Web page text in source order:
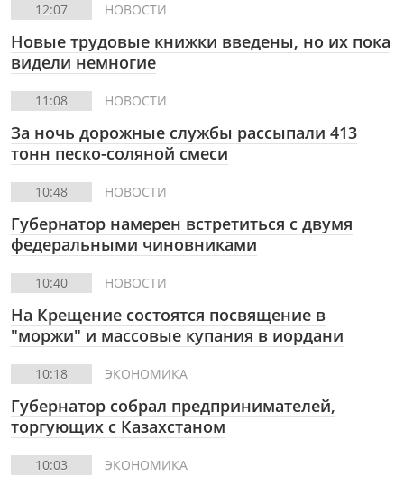
12:07 НОВОСТИ
Новые трудовые книжки введены, но их пока
видели немногие
11:08 НОВОСТИ
За ночь дорожные службы рассыпали 413
тонн песко-соляной смеси
10:48 НОВОСТИ
Губернатор намерен встретиться с двумя
федеральными чиновниками
10:40 НОВОСТИ
На Крещение состоятся посвящение в
"моржи" и массовые купания в иордани
10:18 ЭКОНОМИКА
Губернатор собрал предпринимателей,
торгующих с Казахстаном
10:03 ЭКОНОМИКА